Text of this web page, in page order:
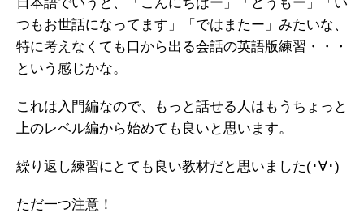
つもお世話になってます」「ではまたー」みたいな、
特に考えなくても口から出る会話の英語版練習・・・
という感じかな。
これは入門編なので、もっと話せる人はもうちょっと
上のレベル編から始めても良いと思います。
繰り返し練習にとても良い教材だと思いました(･∀･)
ただ一つ注意！